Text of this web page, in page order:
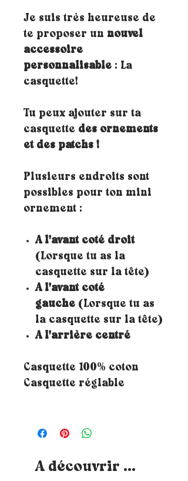
Je suis très heureuse de
te proposer un nouvel
accessoire
personnalisable : La
casquette!
Tu peux ajouter sur ta
casquette des ornements
et des patchs !
Plusieurs endroits sont
possibles pour ton mini
ornement :
A l'avant coté droit
(Lorsque tu as la
casquette sur la tête)
A l'avant coté
gauche (Lorsque tu as
la casquette sur la tête)
A l'arrière centré
Casquette 100% coton
Casquette réglable
A découvrir ...